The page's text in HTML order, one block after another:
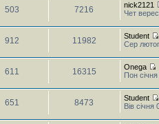
503 7216
nick2121
Чет
912 11982
Student
Сер
611 16315
Onega
Пон
651 8473
Student
Вів